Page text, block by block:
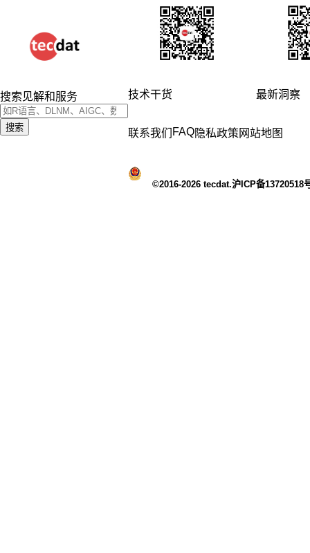
搜索见解和服务
搜索
技术干货 最新洞察
联系我们 FAQ隐私政策 网站地图
©2016-2026 tecdat.沪ICP备13720518